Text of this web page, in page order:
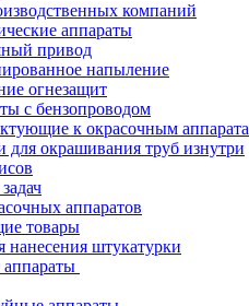
компаний
аппараты
привод
напыление
огнезащит
с бензопроводом
к окрасочным
для окрашивания труб изнутри
аппаратов
товары
нанесения штукатурки
аппараты